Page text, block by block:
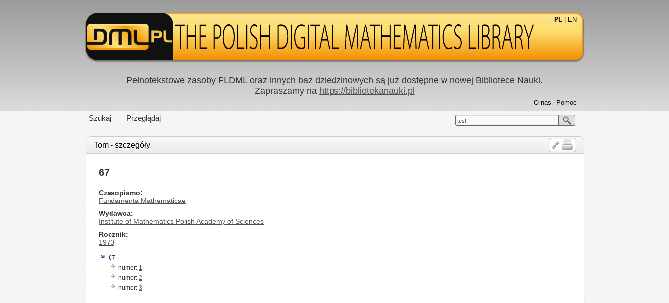
PL EN
Pełnotekstowe zasoby PLDML oraz innych baz dziedzinowych są już dostępne w nowej Bibliotece Nauki.
Zapraszamy na https://bibliotekanauki.pl
Szukaj Przeglądaj
Pomoc
O nas
test
Tom - szczegóły
67
Czasopismo
Fundamenta Mathematicae
Wydawca
Institute of Mathematics Polish Academy of Sciences
Rocznik
1970
67
numer: 1
numer: 2
numer: 3